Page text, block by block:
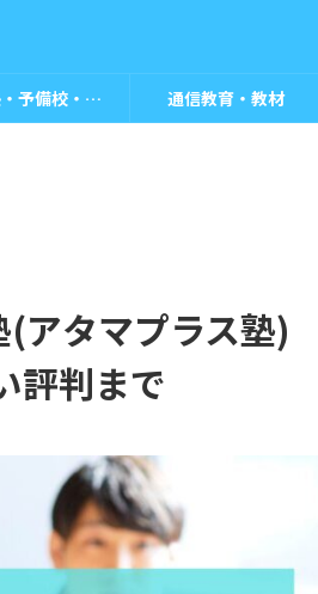
学習塾・予備校・教室 通信教育・教材
アタマプラス塾)
評判まで